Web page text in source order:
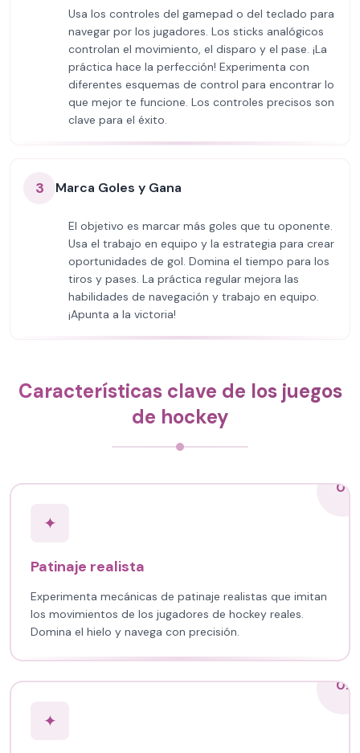
Usa los controles del gamepad o del teclado para
navegar por los jugadores. Los sticks analógicos
controlan el movimiento, el disparo y el pase. ¡La
práctica hace la perfección! Experimenta con
diferentes esquemas de control para encontrar lo
que mejor te funcione. Los controles precisos son
clave para el éxito.
3 Marca Goles y Gana
El objetivo es marcar más goles que tu oponente.
Usa el trabajo en equipo y la estrategia para crear
oportunidades de gol. Domina el tiempo para los
tiros y pases. La práctica regular mejora las
habilidades de navegación y trabajo en equipo.
¡Apunta a la victoria!
Características clave de los juegos
de hockey
01
✦
Patinaje realista
Experimenta mecánicas de patinaje realistas que imitan
los movimientos de los jugadores de hockey reales.
Domina el hielo y navega con precisión.
02
✦